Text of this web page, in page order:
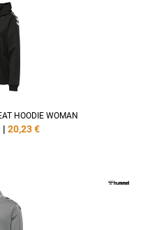
HOODIE WOMAN
| 20,23€